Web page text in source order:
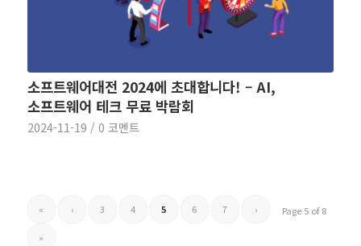
소프트웨어대전 2024에 초대합니다! – AI,
소프트웨어 테크 무료 박람회
2024-11-19 / 0 코멘트
Page 5 of 8
« ‹ 3 4 5 6 7 ›
»